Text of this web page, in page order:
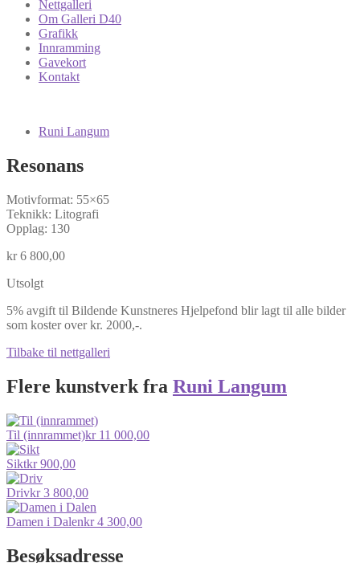
Nettgalleri
Om Galleri D40
Grafikk
Innramming
Gavekort
Kontakt
Runi Langum
Resonans
Motivformat: 55×65
Teknikk: Litografi
Opplag: 130
kr6 800,00
Utsolgt
5% avgift til Bildende Kunstneres Hjelpefond blir lagt til alle bilder
som koster over kr. 2000,-.
Tilbake til nettgalleri
Flere kunstverk fra Runi Langum
Til (innrammet)kr11 000,00
Siktkr900,00
Drivkr3 800,00
Damen i Dalenkr4 300,00
Besøksadresse